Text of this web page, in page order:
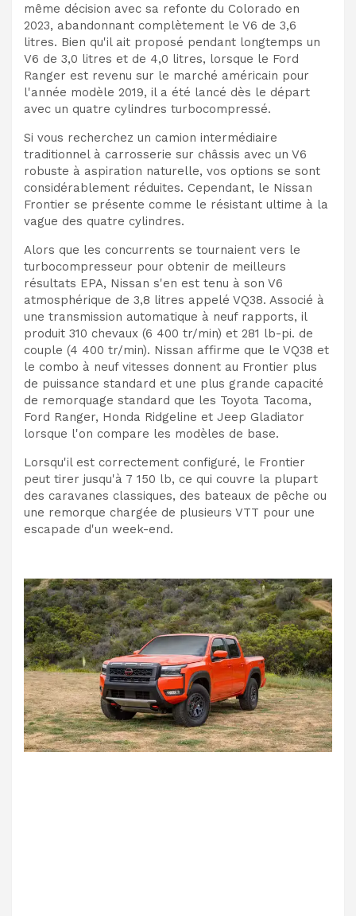
même décision avec sa refonte du Colorado en
2023, abandonnant complètement le V6 de 3,6
litres. Bien qu'il ait proposé pendant longtemps un
V6 de 3,0 litres et de 4,0 litres, lorsque le Ford
Ranger est revenu sur le marché américain pour
l'année modèle 2019, il a été lancé dès le départ
avec un quatre cylindres turbocompressé.
Si vous recherchez un camion intermédiaire
traditionnel à carrosserie sur châssis avec un V6
robuste à aspiration naturelle, vos options se sont
considérablement réduites. Cependant, le Nissan
Frontier se présente comme le résistant ultime à la
vague des quatre cylindres.
Alors que les concurrents se tournaient vers le
turbocompresseur pour obtenir de meilleurs
résultats EPA, Nissan s'en est tenu à son V6
atmosphérique de 3,8 litres appelé VQ38. Associé à
une transmission automatique à neuf rapports, il
produit 310 chevaux (6 400 tr/min) et 281 lb-pi. de
couple (4 400 tr/min). Nissan affirme que le VQ38 et
le combo à neuf vitesses donnent au Frontier plus
de puissance standard et une plus grande capacité
de remorquage standard que les Toyota Tacoma,
Ford Ranger, Honda Ridgeline et Jeep Gladiator
lorsque l'on compare les modèles de base.
Lorsqu'il est correctement configuré, le Frontier
peut tirer jusqu'à 7 150 lb, ce qui couvre la plupart
des caravanes classiques, des bateaux de pêche ou
une remorque chargée de plusieurs VTT pour une
escapade d'un week-end.